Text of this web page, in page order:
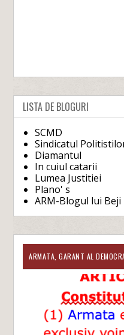
LISTA DE BLOGURI
SCMD
Sindicatul
Diamantul
In cuiul catarii
Lumea Justitiei
Plano' s
ARM-Blogul lui Beji
ARMATA, GARANT AL